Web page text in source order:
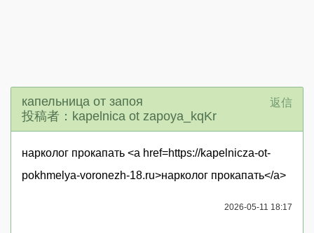
капельница от запоя
投稿者：kapelnica ot zapoya_kqKr
返信
нарколог прокапать <a href=https://kapelnicza-ot-
pokhmelya-voronezh-18.ru>нарколог прокапать</a>
2026-05-11 18:17